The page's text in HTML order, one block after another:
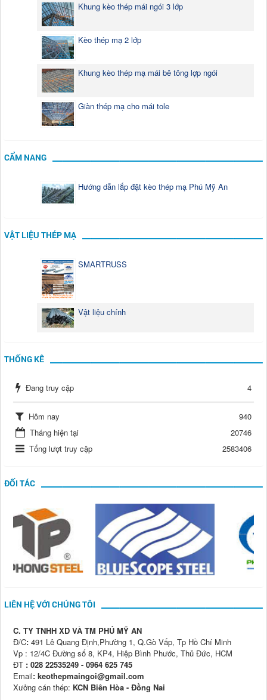
Khung kèo thép mái ngói 3 lớp
Kèo thép mạ 2 lớp
Khung kèo thép mạ mái bê tông lợp ngói
Giàn thép mạ cho mái tole
CẨM NANG
Hướng dẫn lắp đặt kèo thép mạ Phú Mỹ An
VẬT LIỆU THÉP MẠ
SMARTRUSS
Vật liệu chính
THỐNG KÊ
Đang truy cập 4
Hôm nay
940
Tháng hiện tại
20746
Tổng lượt truy cập
2583406
ĐỐI TÁC
LIÊN HỆ VỚI CHÚNG TÔI
C. TY TNHH XD VÀ TM PHÚ MỸ AN
Đ/C: 491 Lê Quang Định,Phường 1, Q.Gò Vấp, Tp Hồ Chí Minh
Vp : 12/4C Đường số 8, KP4, Hiệp Bình Phước, Thủ Đức, HCM
ĐT : 028 22535249 - 0964 625 745
Email: keothepmaingoi@gmail.com
Xưởng cán thép: KCN Biên Hòa - Đồng Nai